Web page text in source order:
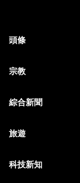
頭條
宗教
綜合新聞
旅遊
科技新知